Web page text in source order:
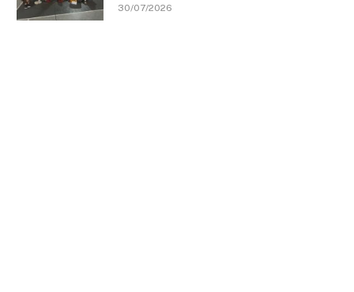
30/07/2026